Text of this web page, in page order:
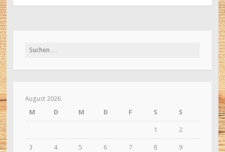
Suche
August 2026
M
D M D F S S
1 2
3 4 5 6 7 8 9